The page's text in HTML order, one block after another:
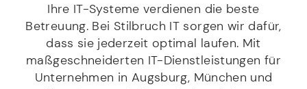
Ihre IT-Systeme verdienen die beste
Betreuung. Bei Stilbruch IT sorgen wir dafür,
dass sie jederzeit optimal laufen. Mit
maßgeschneiderten IT-Dienstleistungen für
Unternehmen in Augsburg, München und